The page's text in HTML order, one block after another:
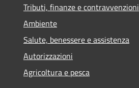
Tributi, finanze e contravvenzioni
Ambiente
Salute, benessere e assistenza
Autorizzazioni
Agricoltura e pesca